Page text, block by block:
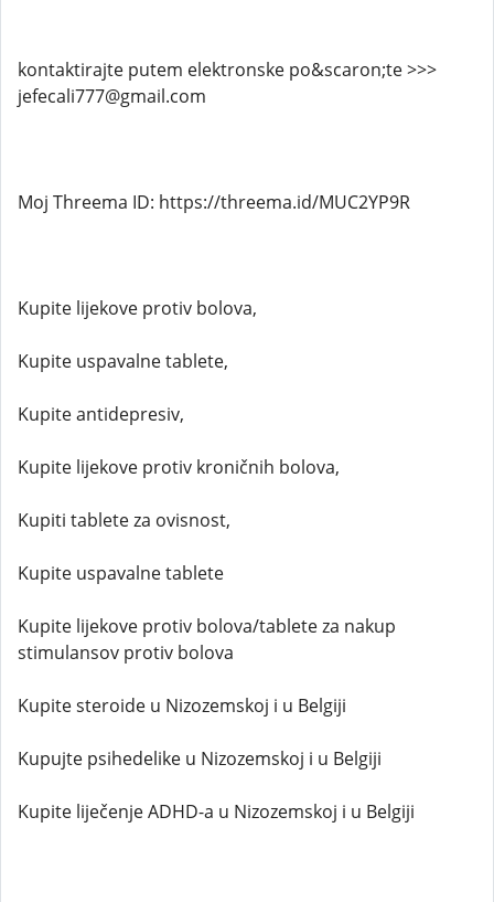
kontaktirajte putem elektronske po&scaron;te >>>
jefecali777@gmail.com
Moj Threema ID: https://threema.id/MUC2YP9R
Kupite lijekove protiv bolova,
Kupite uspavalne tablete,
Kupite antidepresiv,
Kupite lijekove protiv kroničnih bolova,
Kupiti tablete za ovisnost,
Kupite uspavalne tablete
Kupite lijekove protiv bolova/tablete za nakup
stimulansov protiv bolova
Kupite steroide u Nizozemskoj i u Belgiji
Kupujte psihedelike u Nizozemskoj i u Belgiji
Kupite liječenje ADHD-a u Nizozemskoj i u Belgiji